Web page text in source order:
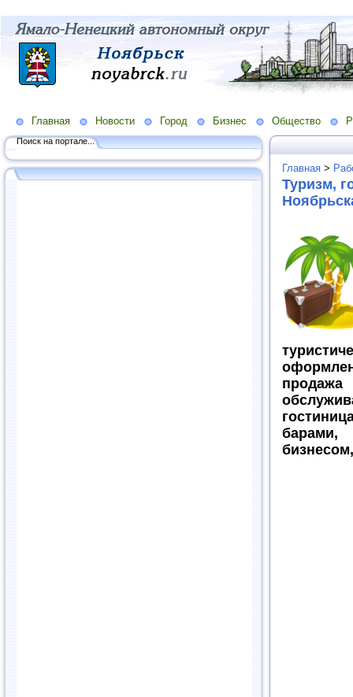
Главная Новости Город Бизнес Общество
Поиск на портале...
Главная >
Туризм,
продажа